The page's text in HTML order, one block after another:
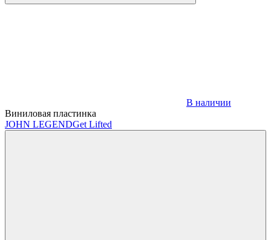
В наличии
Виниловая пластинка
JOHN LEGENDGet Lifted